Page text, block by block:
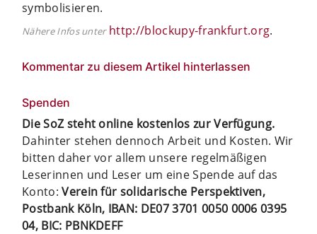
symbolisieren.
Nähere Infos unter http://blockupy-frankfurt.org.
Kommentar zu diesem Artikel hinterlassen
Spenden
Die SoZ steht online kostenlos zur Verfügung.
Dahinter stehen dennoch Arbeit und Kosten. Wir
bitten daher vor allem unsere regelmäßigen
Leserinnen und Leser um eine Spende auf das
Konto:Verein für solidarische Perspektiven,
Postbank Köln, IBAN: DE07 3701 0050 0006 0395
04, BIC: PBNKDEFF